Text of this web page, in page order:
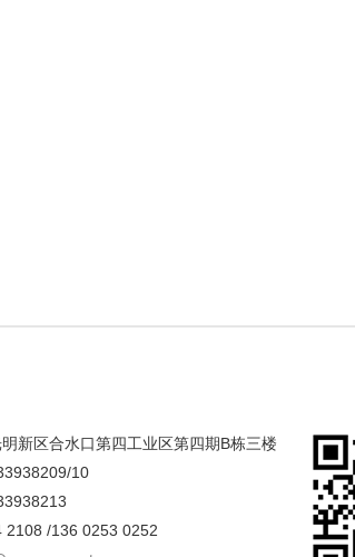
新区合水口第四工业区第四期B栋三楼
10
2108 /136 0253 0252